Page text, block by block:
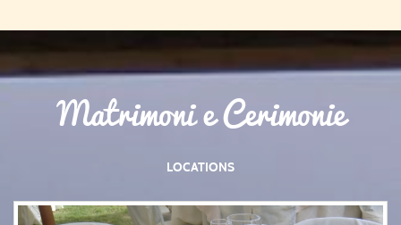
Matrimoni e Cerimonie
LOCATIONS